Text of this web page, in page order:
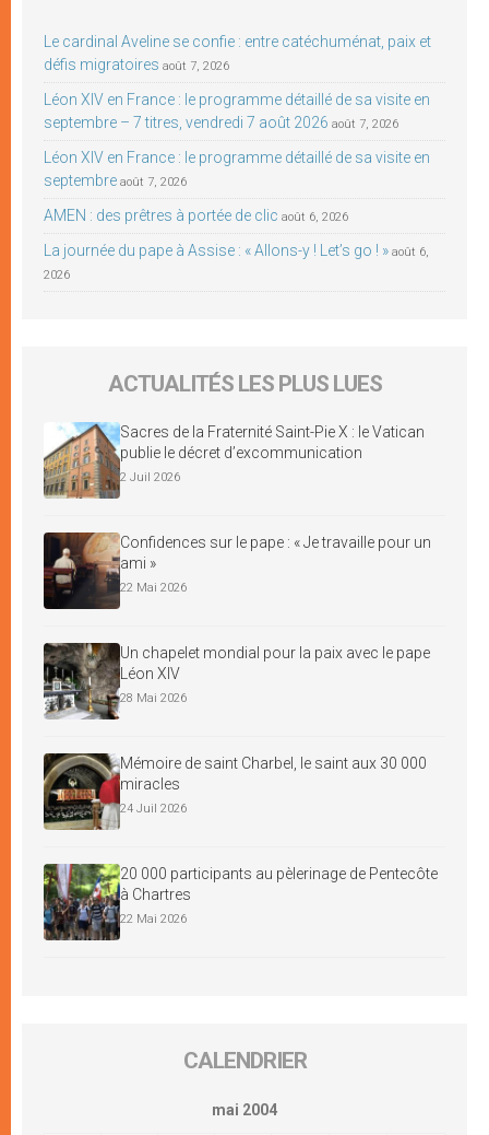
Le cardinal Aveline se confie : entre catéchuménat, paix et
défis migratoires août 7, 2026
Léon XIV en France : le programme détaillé de sa visite en
septembre – 7 titres, vendredi 7 août 2026 août 7, 2026
Léon XIV en France : le programme détaillé de sa visite en
septembre août 7, 2026
AMEN : des prêtres à portée de clic août 6, 2026
La journée du pape à Assise : « Allons-y ! Let’s go ! » août 6,
2026
ACTUALITÉS LES PLUS LUES
Sacres de la Fraternité Saint-Pie X : le Vatican
publie le décret d’excommunication
2 Juil 2026
Confidences sur le pape : « Je travaille pour un
ami »
22 Mai 2026
Un chapelet mondial pour la paix avec le pape
Léon XIV
28 Mai 2026
Mémoire de saint Charbel, le saint aux 30 000
miracles
24 Juil 2026
20 000 participants au pèlerinage de Pentecôte
à Chartres
22 Mai 2026
CALENDRIER
mai 2004